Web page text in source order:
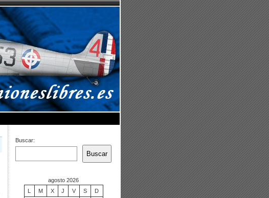
Buscar:
Buscar
agosto 2026
L
M X J V S
D